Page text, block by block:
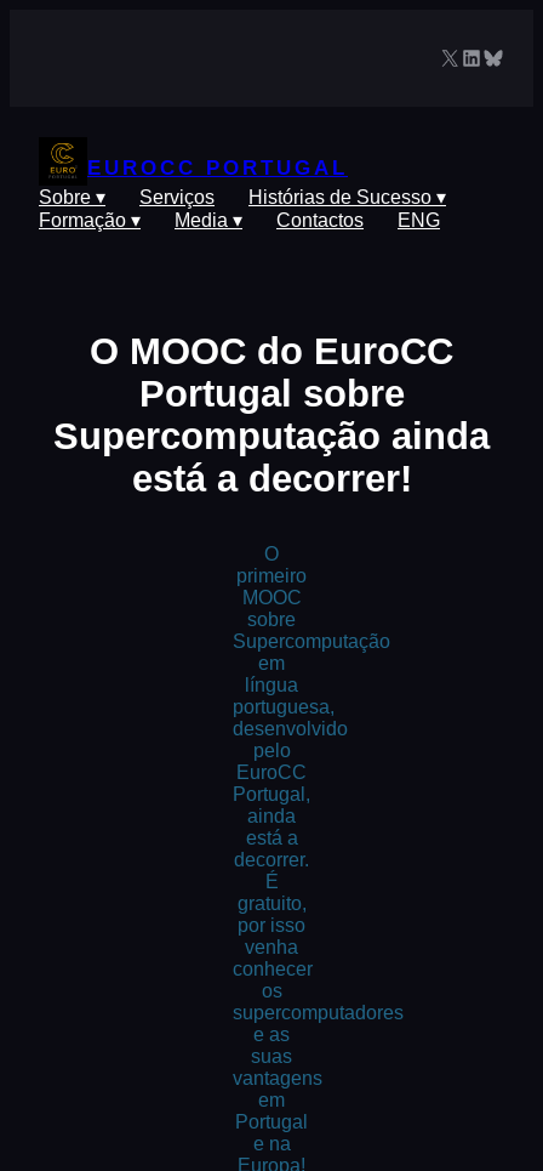
X LinkedIn
EUROCC PORTUGAL
Sobre ▾ Serviços
Histórias de Sucesso ▾
Formação ▾
Media ▾ Contactos ENG
O MOOC do EuroCC
Portugal sobre
Supercomputação ainda
está a decorrer!
O
primeiro
MOOC
sobre
Supercomputação
em
língua
portuguesa,
desenvolvido
pelo
EuroCC
Portugal,
ainda
está a
decorrer.
É
gratuito,
por isso
venha
conhecer
os
supercomputadores
e as
suas
vantagens
em
Portugal
e na
Europa!